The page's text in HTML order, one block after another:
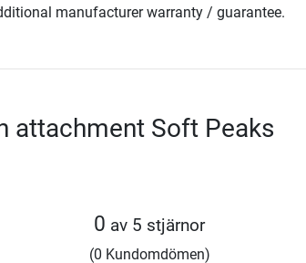
manufacturer warranty / guarantee.
attachment Soft Peaks
0 av 5 stjärnor
(0 Kundomdömen)